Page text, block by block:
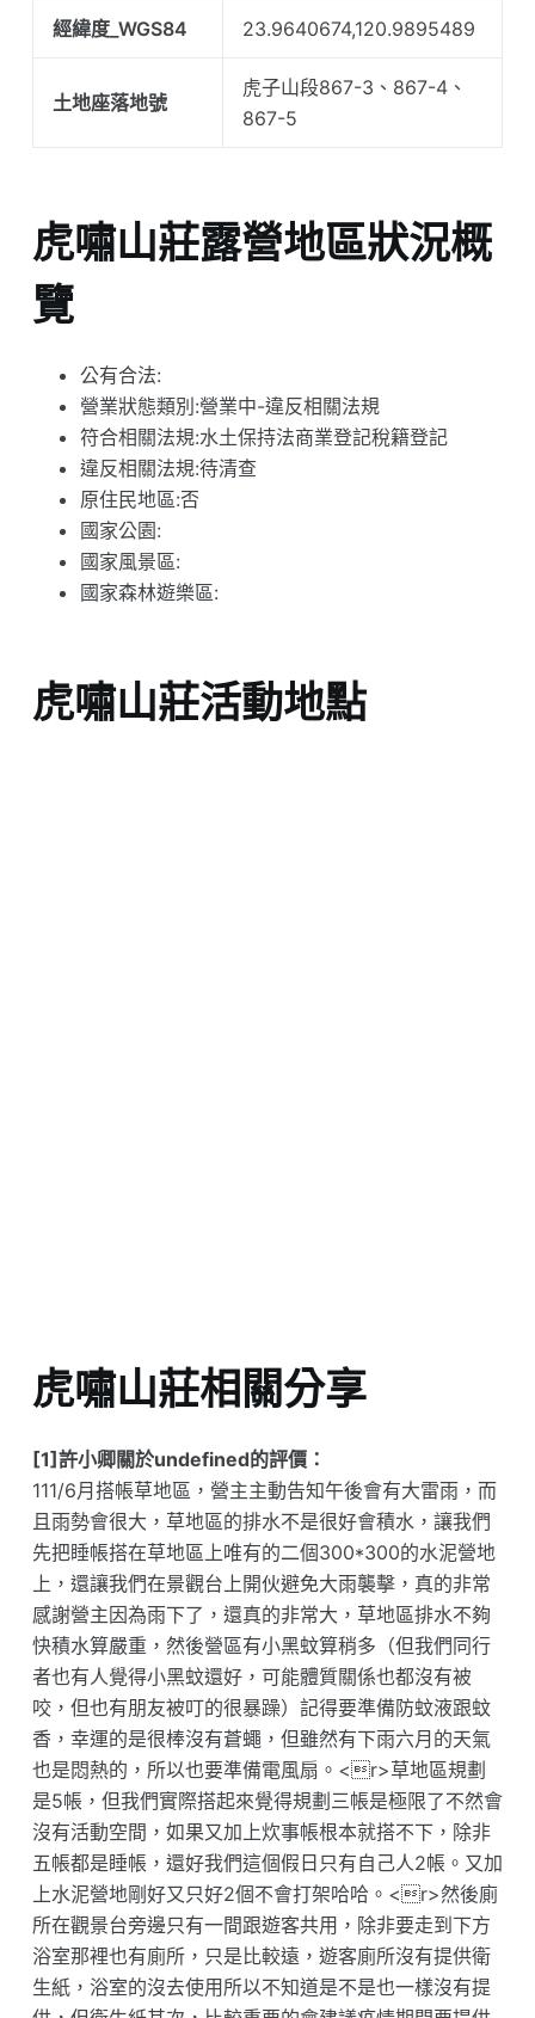
經緯度_WGS84 23.9640674,120.9895489
土地座落地號
虎子山段867-3、867-4、
867-5
虎嘯山莊露營地區狀況概
覽
公有合法:
營業狀態類別:營業中-違反相關法規
符合相關法規:水土保持法商業登記稅籍登記
違反相關法規:待清查
原住民地區:否
國家公園:
國家風景區:
國家森林遊樂區:
虎嘯山莊活動地點
虎嘯山莊相關分享
[1]許小卿關於undefined的評價：
111/6月搭帳草地區，營主主動告知午後會有大雷雨，而
且雨勢會很大，草地區的排水不是很好會積水，讓我們
先把睡帳搭在草地區上唯有的二個300*300的水泥營地
上，還讓我們在景觀台上開伙避免大雨襲擊，真的非常
感謝營主因為雨下了，還真的非常大，草地區排水不夠
快積水算嚴重，然後營區有小黑蚊算稍多（但我們同行
者也有人覺得小黑蚊還好，可能體質關係也都沒有被
咬，但也有朋友被叮的很暴躁）記得要準備防蚊液跟蚊
香，幸運的是很棒沒有蒼蠅，但雖然有下雨六月的天氣
也是悶熱的，所以也要準備電風扇。<r>草地區規劃
是5帳，但我們實際搭起來覺得規劃三帳是極限了不然會
沒有活動空間，如果又加上炊事帳根本就搭不下，除非
五帳都是睡帳，還好我們這個假日只有自己人2帳。又加
上水泥營地剛好又只好2個不會打架哈哈。<r>然後廁
所在觀景台旁邊只有一間跟遊客共用，除非要走到下方
浴室那裡也有廁所，只是比較遠，遊客廁所沒有提供衛
生紙，浴室的沒去使用所以不知道是不是也一樣沒有提